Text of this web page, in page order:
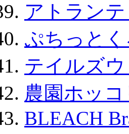
アトラン
ぷちっと
テイルズ
農園ホッ
BLEACH